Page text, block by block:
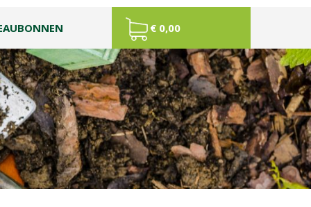
€ 0,00